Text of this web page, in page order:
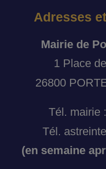
Adresses
Mairie de
1 Place
26800
Tél. mairie
Tél.
(en semaine